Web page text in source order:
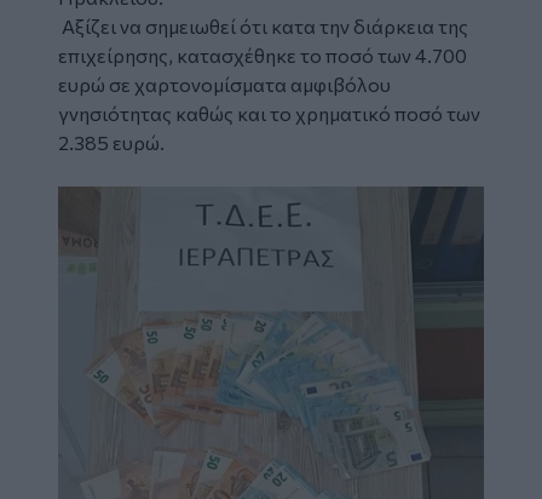
Αξίζει να σημειωθεί ότι κατα την διάρκεια της
επιχείρησης, κατασχέθηκε το ποσό των 4.700
ευρώ σε χαρτονομίσματα αμφιβόλου
γνησιότητας καθώς και το χρηματικό ποσό των
2.385 ευρώ.